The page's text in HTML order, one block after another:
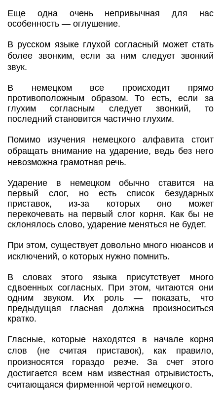
Еще одна очень непривычная для нас
особенность — оглушение.
В русском языке глухой согласный может стать
более звонким, если за ним следует звонкий
звук.
В немецком все происходит прямо
противоположным образом. То есть, если за
глухим согласным следует звонкий, то
последний становится частично глухим.
Помимо изучения немецкого алфавита стоит
обращать внимание на ударение, ведь без него
невозможна грамотная речь.
Ударение в немецком обычно ставится на
первый слог, но есть список безударных
приставок, из-за которых оно может
перекочевать на первый слог корня. Как бы не
склонялось слово, ударение меняться не будет.
При этом, существует довольно много нюансов и
исключений, о которых нужно помнить.
В словах этого языка присутствует много
сдвоенных согласных. При этом, читаются они
одним звуком. Их роль — показать, что
предыдущая гласная должна произноситься
кратко.
Гласные, которые находятся в начале корня
слов (не считая приставок), как правило,
произносятся гораздо резче. За счет этого
достигается всем нам известная отрывистость,
считающаяся фирменной чертой немецкого.